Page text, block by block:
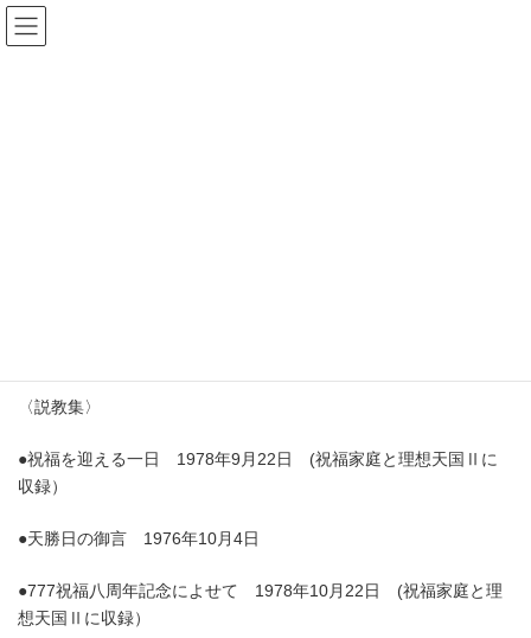
コ
ン
テ
ナ
ビ
ゲ
〈説教集〉
●祝福を迎える一日 1978年9月22日 (祝福家庭と理想天国Ⅱに
収録）
●天勝日の御言 1976年10月4日
●777祝福八周年記念によせて 1978年10月22日 (祝福家庭と理
想天国Ⅱに収録）